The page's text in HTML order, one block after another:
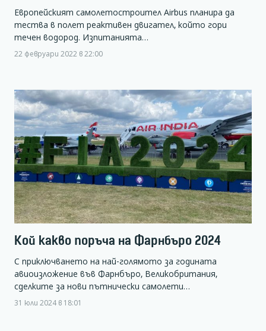
Европейският самолетостроител Airbus планира да
тества в полет реактивен двигател, който гори
течен водород. Изпитанията…
22 февруари 2022 в 22:00
Кой какво поръча на Фарнбъро 2024
С приключването на най-голямото за годината
авиоизложение във Фарнбъро, Великобритания,
сделките за нови пътнически самолети…
31 юли 2024 в 18:01